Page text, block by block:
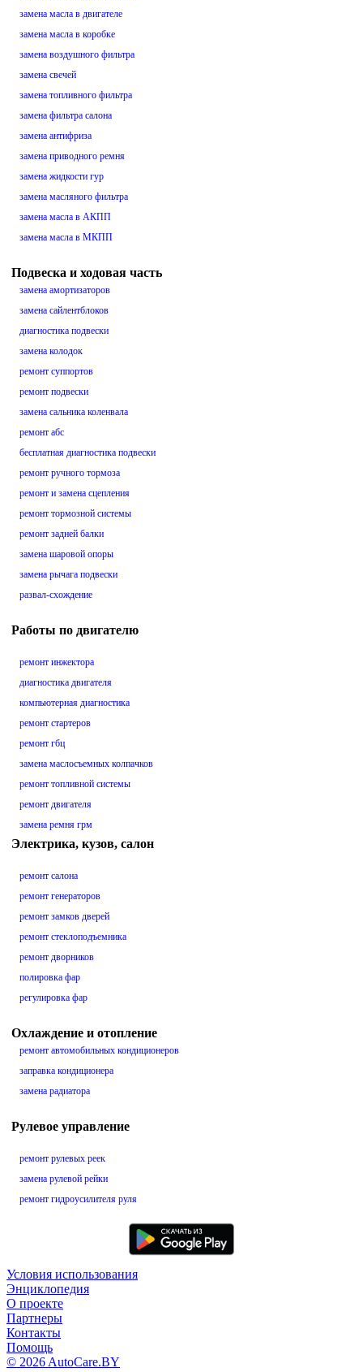
замена масла в двигателе
замена масла в коробке
замена воздушного фильтра
замена свечей
замена топливного фильтра
замена фильтра салона
замена антифриза
замена приводного ремня
замена жидкости гур
замена масляного фильтра
замена масла в АКПП
замена масла в МКПП
Подвеска и ходовая часть
замена амортизаторов
замена сайлентблоков
диагностика подвески
замена колодок
ремонт суппортов
ремонт подвески
замена сальника коленвала
ремонт абс
бесплатная диагностика подвески
ремонт ручного тормоза
ремонт и замена сцепления
ремонт тормозной системы
ремонт задней балки
замена шаровой опоры
замена рычага подвески
развал-схождение
Работы по двигателю
ремонт инжектора
диагностика двигателя
компьютерная диагностика
ремонт стартеров
ремонт гбц
замена маслосъемных колпачков
ремонт топливной системы
ремонт двигателя
замена ремня грм
Электрика, кузов, салон
ремонт салона
ремонт генераторов
ремонт замков дверей
ремонт стеклоподъемника
ремонт дворников
полировка фар
регулировка фар
Охлаждение и отопление
ремонт автомобильных кондиционеров
заправка кондиционера
замена радиатора
Рулевое управление
ремонт рулевых реек
замена рулевой рейки
ремонт гидроусилителя руля
Условия использования
Энциклопедия
О проекте
Партнеры
Контакты
Помощь
© 2026 AutoCare.BY